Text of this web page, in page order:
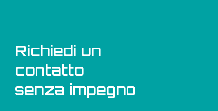
Richiedi un
contatto
senza impegno